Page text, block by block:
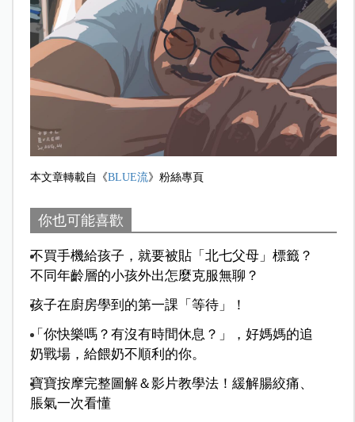
本文章轉載自《BLUE流》粉絲專頁
你也可能喜歡
不買手機給孩子，就要被貼「北七父母」標籤？
不同年齡層的小孩外出怎麼克服無聊？
孩子在廚房學到的第一課「等待」！
「你快樂嗎？有沒有時間休息？」，好媽媽的追
奶戰場，給餵奶不順利的你。
寶寶按摩完整圖解＆影片教學法！緩解腸絞痛、
脹氣一次看懂